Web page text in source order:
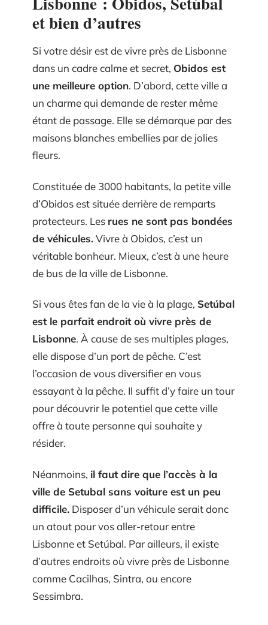
et bien d’autres
Si votre désir est de vivre près de Lisbonne
dans un cadre calme et secret, Obidos est
une meilleure option. D’abord, cette ville a
un charme qui demande de rester même
étant de passage. Elle se démarque par des
maisons blanches embellies par de jolies
fleurs.
Constituée de 3000 habitants, la petite ville
d’Obidos est située derrière de remparts
protecteurs. Les rues ne sont pas bondées
de véhicules.Vivre à Obidos, c’est un
véritable bonheur. Mieux, c’est à une heure
de bus de la ville de Lisbonne.
Si vous êtes fan de la vie à la plage, Setúbal
est le parfait endroit où vivre près de
Lisbonne. À cause de ses multiples plages,
elle dispose d’un port de pêche. C’est
l’occasion de vous diversifier en vous
essayant à la pêche. Il suffit d’y faire un tour
pour découvrir le potentiel que cette ville
offre à toute personne qui souhaite y
résider.
Néanmoins, il faut dire que l’accès à la
ville de Setubal sans voiture est un peu
difficile. Disposer d’un véhicule serait donc
un atout pour vos aller-retour entre
Lisbonne et Setúbal. Par ailleurs, il existe
d’autres endroits où vivre près de Lisbonne
comme Cacilhas, Sintra, ou encore
Sessimbra.